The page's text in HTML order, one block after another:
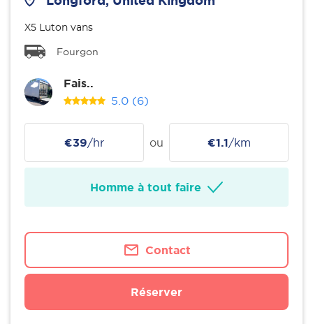
X5 Luton vans
Fourgon
Fais..
5.0 (6)
€39/hr ou €1.1/km
Homme à tout faire
Contact
Réserver